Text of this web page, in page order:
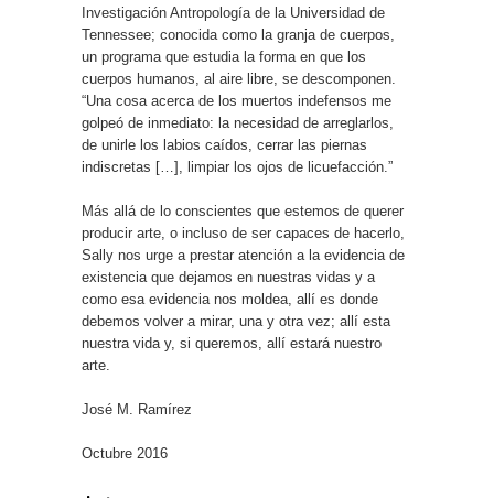
Investigación Antropología de la Universidad de
Tennessee; conocida como la granja de cuerpos,
un programa que estudia la forma en que los
cuerpos humanos, al aire libre, se descomponen.
“Una cosa acerca de los muertos indefensos me
golpeó de inmediato: la necesidad de arreglarlos,
de unirle los labios caídos, cerrar las piernas
indiscretas […], limpiar los ojos de licuefacción.”
Más allá de lo conscientes que estemos de querer
producir arte, o incluso de ser capaces de hacerlo,
Sally nos urge a prestar atención a la evidencia de
existencia que dejamos en nuestras vidas y a
como esa evidencia nos moldea, allí es donde
debemos volver a mirar, una y otra vez; allí esta
nuestra vida y, si queremos, allí estará nuestro
arte.
José M. Ramírez
Octubre 2016